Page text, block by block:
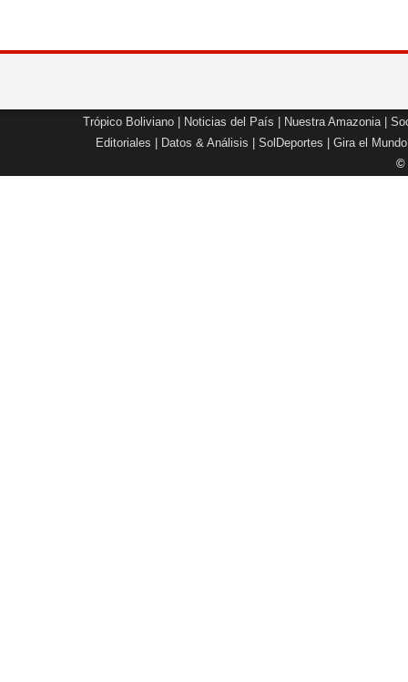
Trópico Boliviano Noticias del País Nuestra Amazonia|
Editoriales
Datos & Análisis SolDeportes Gira el Mundo
©